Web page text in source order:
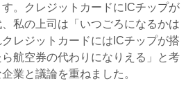
。クレジットカードにICチップが
私の上司は「いつごろになるかは
レジットカードにはICチップが搭
航空券の代わりになりえる」と考
業と議論を重ねました。